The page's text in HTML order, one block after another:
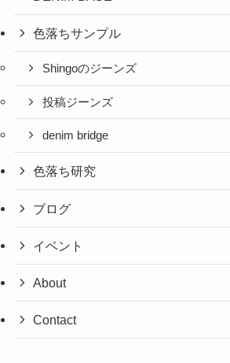
色落ちサンプル
Shingoのジーンズ
投稿ジーンズ
denim bridge
色落ち研究
ブログ
イベント
About
Contact